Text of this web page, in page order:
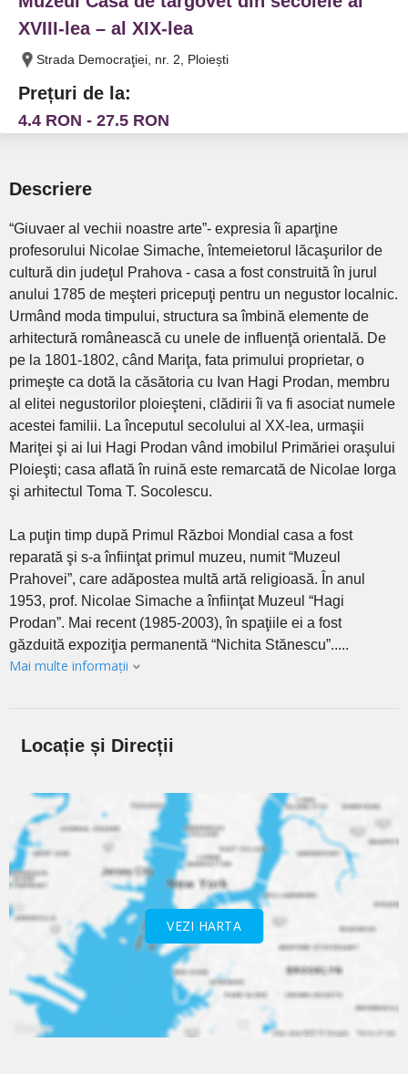
XVIII-lea – al XIX-lea
Strada Democraţiei, nr. 2, Ploiești
Prețuri de la:
4.4 RON - 27.5 RON
Descriere
“Giuvaer al vechii noastre arte”- expresia îi aparţine
profesorului Nicolae Simache, întemeietorul lăcaşurilor de
cultură din judeţul Prahova - casa a fost construită în jurul
anului 1785 de meşteri pricepuţi pentru un negustor localnic.
Urmând moda timpului, structura sa îmbină elemente de
arhitectură românească cu unele de influenţă orientală. De
pe la 1801-1802, când Mariţa, fata primului proprietar, o
primeşte ca dotă la căsătoria cu Ivan Hagi Prodan, membru
al elitei negustorilor ploieşteni, clădirii îi va fi asociat numele
acestei familii. La începutul secolului al XX-lea, urmaşii
Mariţei şi ai lui Hagi Prodan vând imobilul Primăriei oraşului
Ploieşti; casa aflată în ruină este remarcată de Nicolae Iorga
şi arhitectul Toma T. Socolescu.
La puţin timp după Primul Război Mondial casa a fost
reparată şi s-a înfiinţat primul muzeu, numit “Muzeul
Prahovei”, care adăpostea multă artă religioasă. În anul
1953, prof. Nicolae Simache a înfiinţat Muzeul “Hagi
Prodan”. Mai recent (1985-2003), în spaţiile ei a fost
găzduită expoziţia permanentă “Nichita Stănescu”.....
Mai multe informații
Locație și Direcții
VEZI HARTA